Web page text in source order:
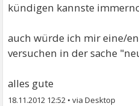
kündigen kannste
auch würde ich mir eine/
versuchen in der sache
alles gute
18.11.2012 12:52 •